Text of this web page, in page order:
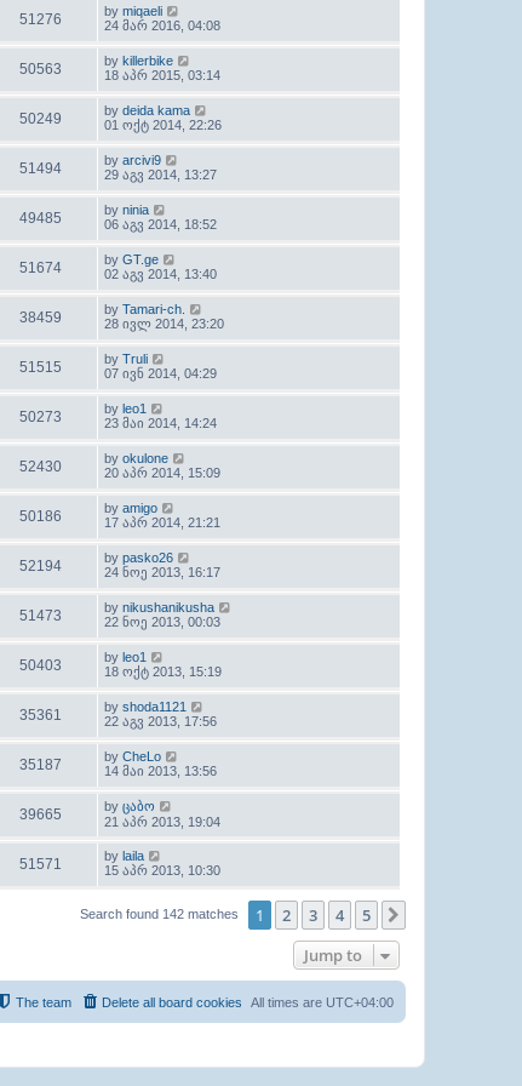
51276 by miqaeli
24 მარ 2016, 04:08
50563 by killerbike
18 აპრ 2015, 03:14
50249 by deida kama
01 ოქტ 2014, 22:26
51494 by arcivi9
29 აგვ 2014, 13:27
49485 by ninia
06 აგვ 2014, 18:52
51674 by GT.ge
02 აგვ 2014, 13:40
38459 by Tamari-ch.
28 ივლ 2014, 23:20
51515 by Truli
07 ივნ 2014, 04:29
50273 by leo1
23 მაი 2014, 14:24
52430 by okulone
20 აპრ 2014, 15:09
50186 by amigo
17 აპრ 2014, 21:21
52194 by pasko26
24 ნოე 2013, 16:17
51473 by nikushanikusha
22 ნოე 2013, 00:03
50403 by leo1
18 ოქტ 2013, 15:19
35361 by shoda1121
22 აგვ 2013, 17:56
35187 by CheLo
14 მაი 2013, 13:56
39665 by ცაბო
21 აპრ 2013, 19:04
51571 by laila
15 აპრ 2013, 10:30
Search found 142 matches 1 2 3 4 5
Jump to
All times are UTC+04:00
Delete all board cookies
The team